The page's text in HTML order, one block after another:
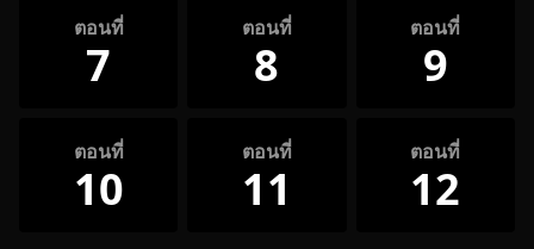
ตอนที่
7
ตอนที่
8
ตอนที่
9
ตอนที่
10
ตอนที่
11
ตอนที่
12